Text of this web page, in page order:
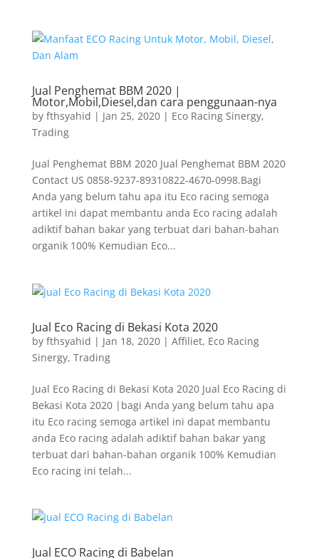
Jual Penghemat BBM 2020 |
Motor,Mobil,Diesel,dan cara penggunaan-nya
by fthsyahid | Jan 25, 2020| Eco Racing Sinergy,
Trading
Jual Penghemat BBM 2020 Jual Penghemat BBM 2020
Contact US 0858-9237-89310822-4670-0998.Bagi
Anda yang belum tahu apa itu Eco racing semoga
artikel ini dapat membantu anda Eco racing adalah
adiktif bahan bakar yang terbuat dari bahan-bahan
organik 100% Kemudian Eco...
Jual Eco Racing di Bekasi Kota 2020
by fthsyahid | Jan 18, 2020| Affiliet, Eco Racing
Sinergy, Trading
Jual Eco Racing di Bekasi Kota 2020 Jual Eco Racing di
Bekasi Kota 2020 |bagi Anda yang belum tahu apa
itu Eco racing semoga artikel ini dapat membantu
anda Eco racing adalah adiktif bahan bakar yang
terbuat dari bahan-bahan organik 100% Kemudian
Eco racing ini telah...
Jual ECO Racing di Babelan